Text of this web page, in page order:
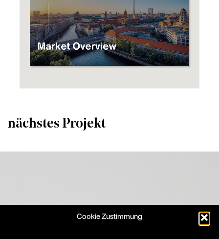
Cookie Zustimmung
nächstes Projekt